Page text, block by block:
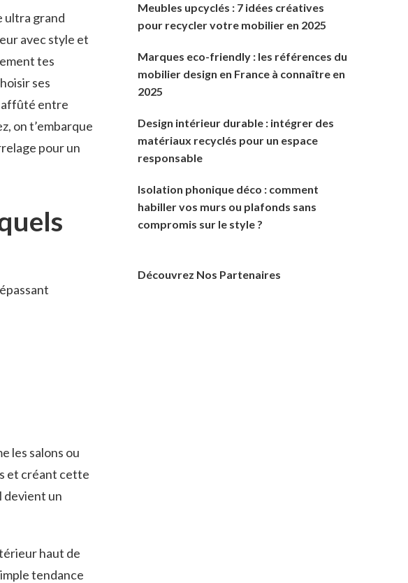
ultra grand
avec style et
tes
ses
affûté entre
on t’embarque
pour un
les salons ou
et créant cette
devient un
haut de
tendance
Meubles upcyclés : 7 idées créatives
pour recycler votre mobilier en 2025
Marques eco-friendly : les références du
mobilier design en France à connaître en
2025
Design intérieur durable : intégrer des
matériaux recyclés pour un espace
responsable
Isolation phonique déco : comment
habiller vos murs ou plafonds sans
compromis sur le style ?
Découvrez Nos Partenaires